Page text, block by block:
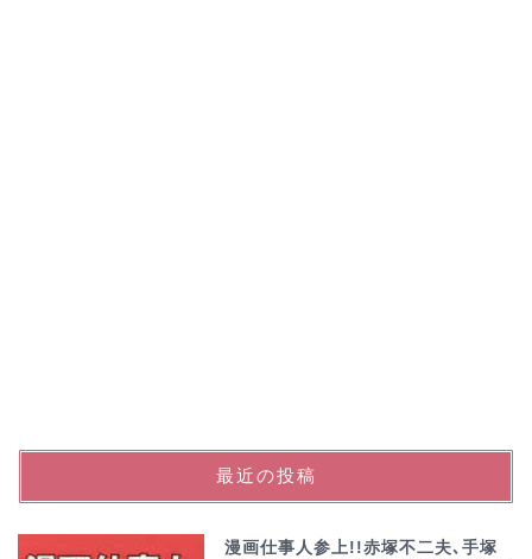
最近の投稿
漫画仕事人参上!!赤塚不二夫､手塚